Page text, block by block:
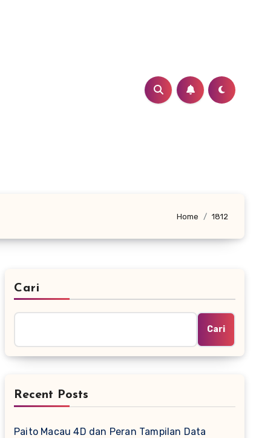
Home 1812
Cari
Cari
Recent Posts
Paito Macau 4D dan Peran Tampilan Data